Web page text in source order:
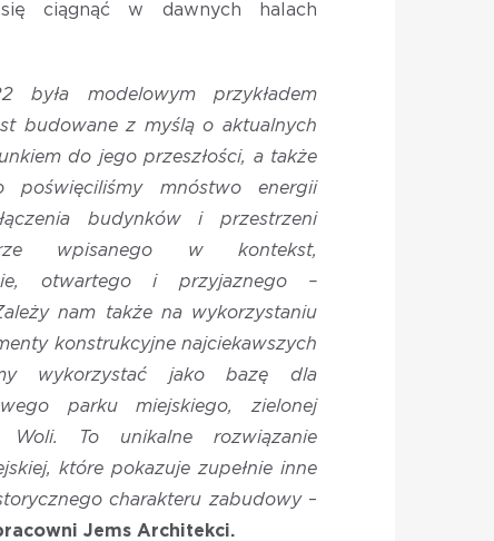
ciągnąć w dawnych halach
była modelowym przykładem
budowane z myślą o aktualnych
do jego przeszłości, a także
poświęciliśmy mnóstwo energii
budynków i przestrzeni
wpisanego w kontekst,
otwartego i przyjaznego –
nam także na wykorzystaniu
konstrukcyjne najciekawszych
wykorzystać jako bazę dla
parku miejskiego, zielonej
To unikalne rozwiązanie
które pokazuje zupełnie inne
charakteru zabudowy –
Jems Architekci.